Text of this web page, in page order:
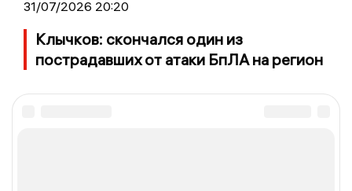
31/07/2026 20:20
Клычков: скончался один из
пострадавших от атаки БпЛА на регион